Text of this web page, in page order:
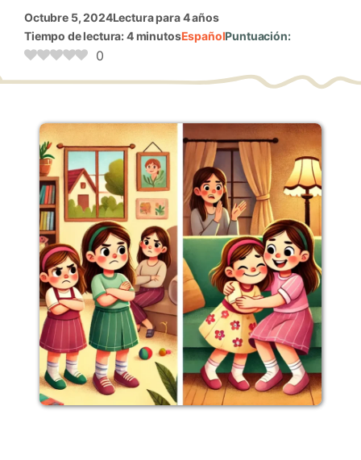
octubre 5, 2024Lectura para 4 años
Tiempo de lectura: 4 minutosEspañolPuntuación:
0